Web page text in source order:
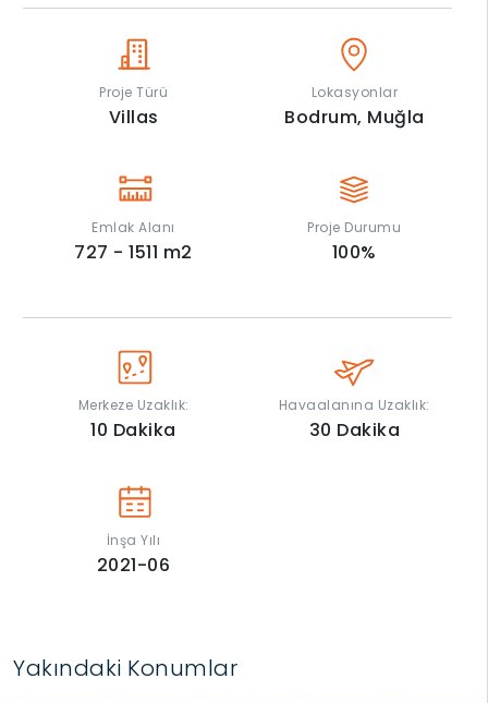
Proje Türü
Villas
Lokasyonlar
Bodrum, Muğla
Emlak Alanı
727 - 1511 m2
Proje Durumu
100%
Merkeze Uzaklık:
10 Dakika
Havaalanına Uzaklık:
30 Dakika
İnşa Yılı
2021-06
Yakındaki Konumlar